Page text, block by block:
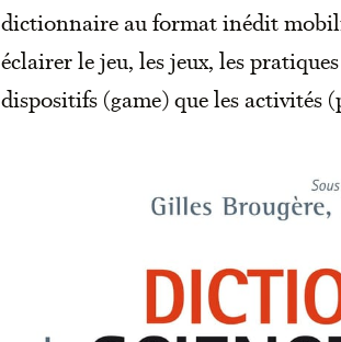
dictionnaire au format inédit
éclairer le jeu, les jeux, les
dispositifs (game) que les activités